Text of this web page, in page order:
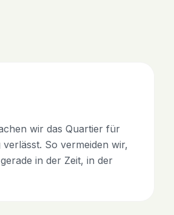
wir das Quartier für
So vermeiden wir,
in der Zeit, in der